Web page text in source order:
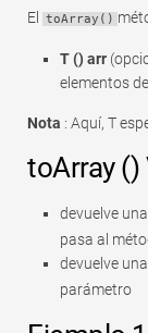
El toArray()
T () arr
elementos
Nota : Aquí, T
toArray ()
devuelve
pasa al
devuelve
parámetro